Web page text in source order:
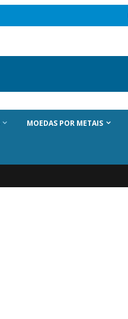
MOEDAS POR METAIS